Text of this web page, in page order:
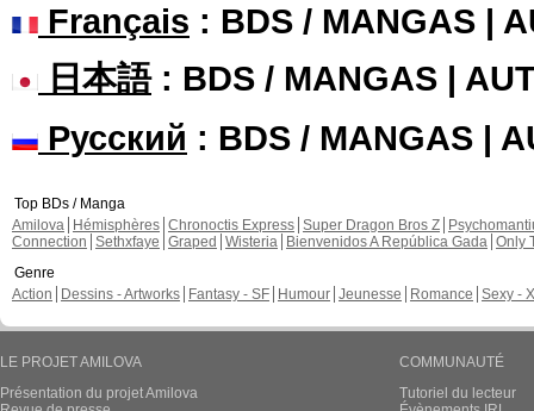
Français : BDS / MANGAS |
日本語: BDS / MANGAS |
Русский : BDS / MANGAS |
Top BDs / Manga
Amilova
Hémisphères Chronoctis Express Super Dragon Bros Z
Connection Sethxfaye Graped Wisteria Bienvenidos A República Gada Only
Genre
Action
Dessins - Artworks Fantasy - SF Humour Jeunesse Romance Sexy -
LE PROJET AMILOVA
Présentation du projet Amilova
COMMUNAUTÉ
Tutoriel du lecteur